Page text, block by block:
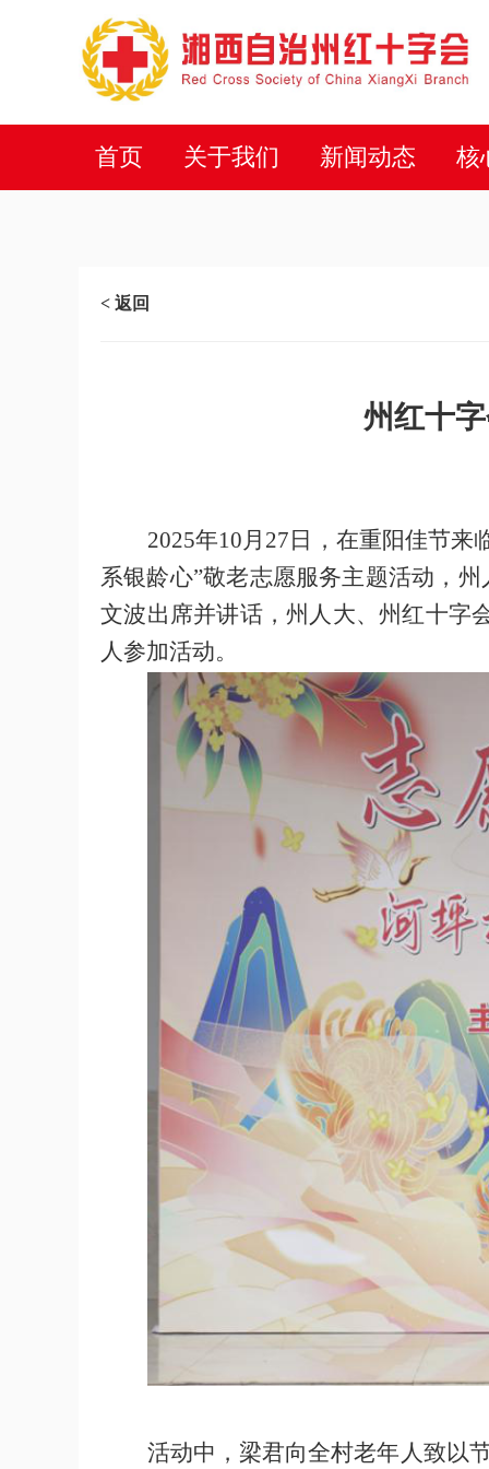
首页 关于我们 新闻动态 核
< 返回
州红十
2025年10月27日，在重阳佳节
系银龄心”敬老志愿服务主题活动， 州
文波出席并讲话，州人大、州红十字
人参加活动。
活动中，梁君向全村老年人致以